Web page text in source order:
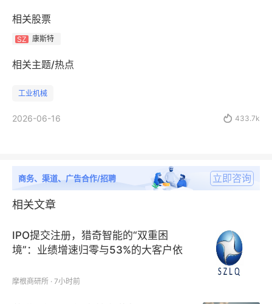
相关股票
SZ 康斯特
相关主题/热点
工业机械
2026-06-16  433.7k
商务、渠道、广告合作/招聘 立即咨询
相关文章
IPO提交注册，猎奇智能的“双重困
境”：业绩增速归零与53%的大客户依
摩根商研所 · 7小时前